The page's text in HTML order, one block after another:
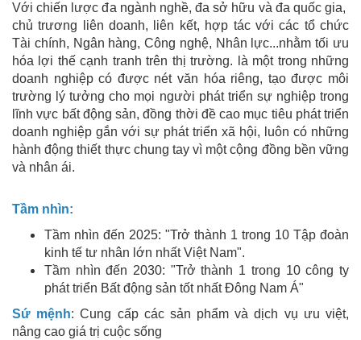
Với chiến lược đa ngành nghề, đa sở hữu và đa quốc gia,
chủ trương liên doanh, liên kết, hợp tác với các tổ chức
Tài chính, Ngân hàng, Công nghệ, Nhân lực...nhằm tối ưu
hóa lợi thế cạnh tranh trên thị trường. là một trong những
doanh nghiệp có được nét văn hóa riêng, tạo được môi
trường lý tưởng cho mọi người phát triển sự nghiệp trong
lĩnh vực bất động sản, đồng thời đề cao mục tiêu phát triển
doanh nghiệp gắn với sự phát triển xã hội, luôn có những
hành động thiết thực chung tay vì một cộng đồng bền vững
và nhân ái.
Tầm nhìn:
Tầm nhìn đến 2025: "Trở thành 1 trong 10 Tập đoàn
kinh tế tư nhân lớn nhất Việt Nam".
Tầm nhìn đến 2030: "Trở thành 1 trong 10 công ty
phát triển Bất động sản tốt nhất Đông Nam Á"
Sứ mệnh: Cung cấp các sản phẩm và dịch vụ ưu việt,
nâng cao giá trị cuộc sống